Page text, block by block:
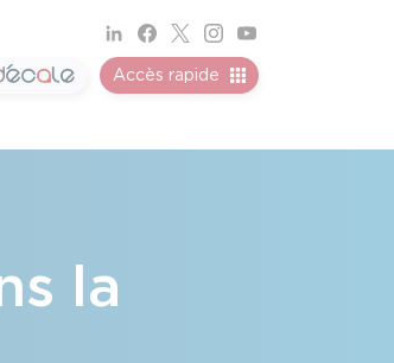
Accès rapide
la